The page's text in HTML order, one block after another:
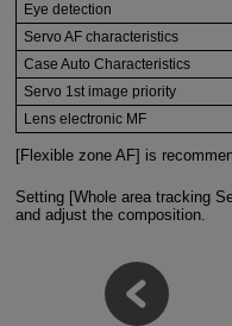
Eye detection
Servo AF characteristics
Case Auto Characteristics
Servo 1st image priority
Lens electronic MF
[Flexible zone AF] is
Setting [Whole area tracking
and adjust the composition.